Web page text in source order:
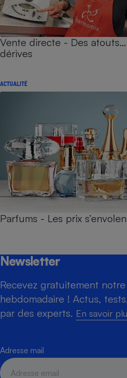
Vente directe - Des atouts…
dérives
ACTUALITÉ
Parfums - Les prix
Newsletter
Recevez gratuitement
hebdomadaire ! Actus,
par des experts. En savoir
Adresse mail